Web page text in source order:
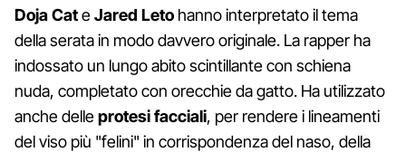
Doja CateJared Leto hanno interpretato il tema
della serata in modo davvero originale. La rapper ha
indossato un lungo abito scintillante con schiena
nuda, completato con orecchie da gatto. Ha utilizzato
anche delleprotesi facciali, per rendere i lineamenti
del viso più "felini" in corrispondenza del naso, della